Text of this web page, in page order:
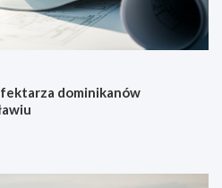
dominikanów